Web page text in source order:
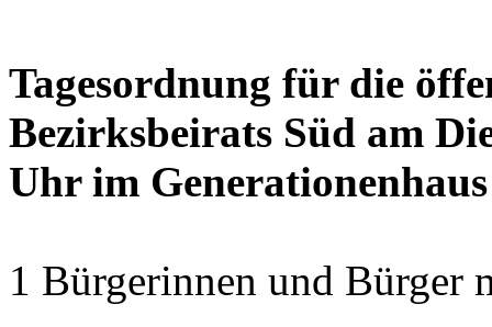
Tagesordnung für die
Bezirksbeirats Süd am
Uhr im
1 Bürgerinnen und Bürger